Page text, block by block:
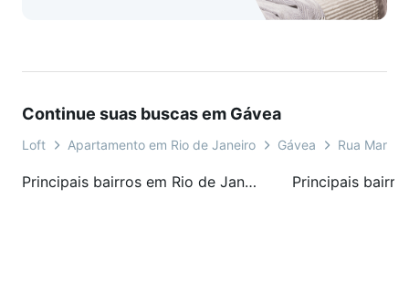
Continue suas buscas em Gávea
Loft Apartamento em Rio de Janeiro Gávea Rua
Principais bairros em Rio de Janeiro, RJ